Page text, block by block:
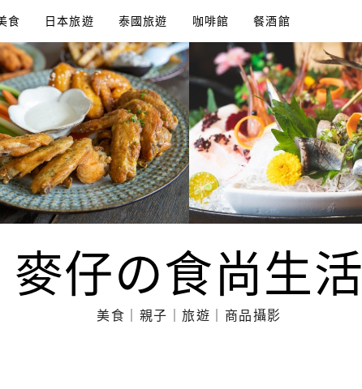
食 日本旅遊 泰國旅遊 咖啡館 餐酒館
麥仔の食尚生活
美食｜親子｜旅遊｜商品攝影